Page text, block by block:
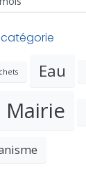
Eau
Mairie